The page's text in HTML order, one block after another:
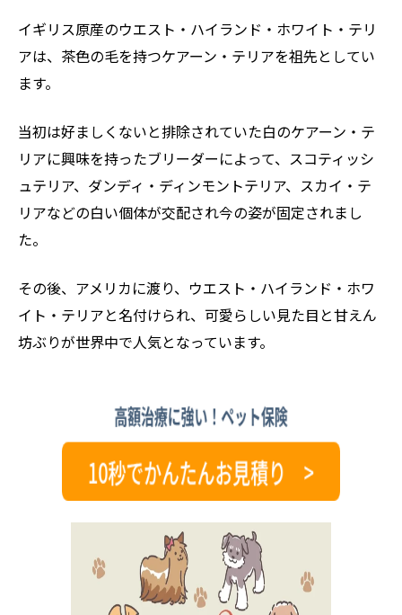
イギリス原産のウエスト・ハイランド・ホワイト・テリ
アは、茶色の毛を持つケアーン・テリアを祖先としてい
ます。
当初は好ましくないと排除されていた白のケアーン・テ
リアに興味を持ったブリーダーによって、スコティッシ
ュテリア、ダンディ・ディンモントテリア、スカイ・テ
リアなどの白い個体が交配され今の姿が固定されまし
た。
その後、アメリカに渡り、ウエスト・ハイランド・ホワ
イト・テリアと名付けられ、可愛らしい見た目と甘えん
坊ぶりが世界中で人気となっています。